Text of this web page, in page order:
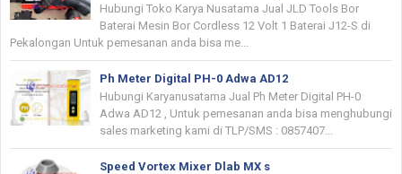
Hubungi Toko Karya Nusatama Jual JLD Tools Bor
Baterai Mesin Bor Cordless 12 Volt 1 Baterai J12-S di
Pekalongan Untuk pemesanan anda bisa me...
Ph Meter Digital PH-0 Adwa AD12
Hubungi Karyanusatama Jual Ph Meter Digital PH-0
Adwa AD12 , Untuk pemesanan anda bisa menghubungi
sales marketing kami di TLP/SMS : 0857407...
Speed Vortex Mixer Dlab MX s